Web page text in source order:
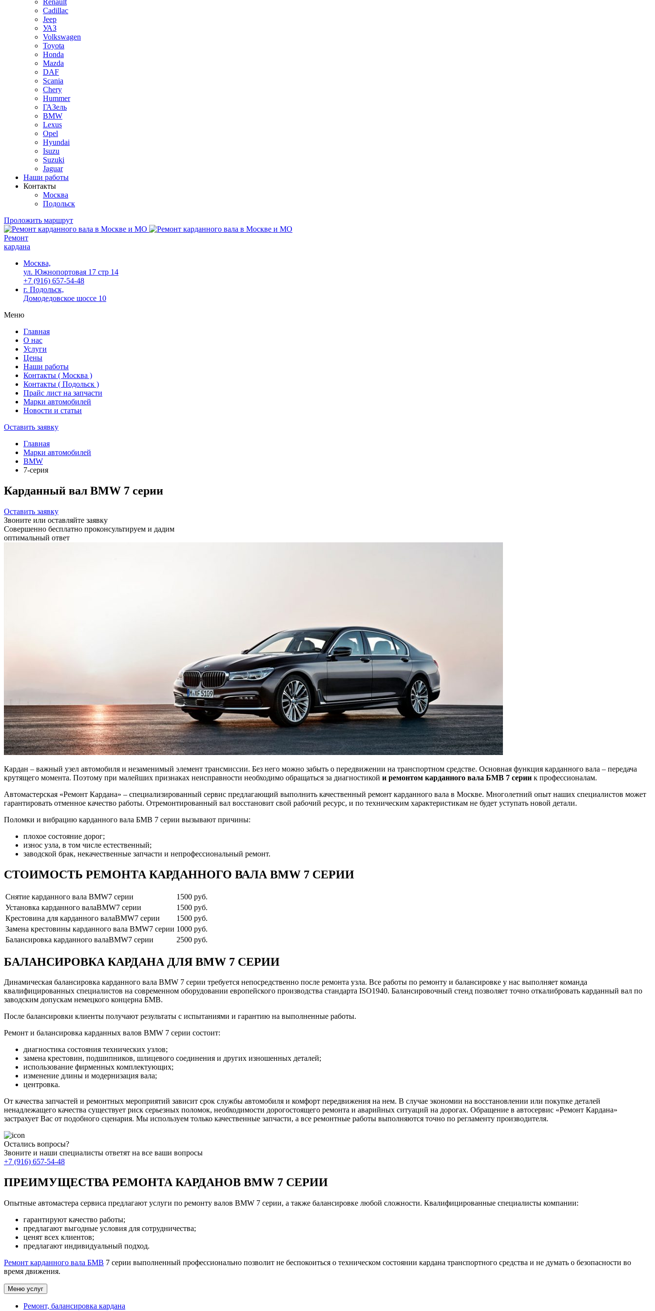
Renault
Cadillac
Jeep
УАЗ
Volkswagen
Toyota
Honda
Mazda
DAF
Scania
Chery
Hummer
ГАЗель
BMW
Lexus
Opel
Hyundai
Isuzu
Suzuki
Jaguar
Наши работы
Контакты
Москва
Подольск
Проложить маршрут
Ремонт
кардана
Москва,
ул. Южнопортовая 17 стр 14
+7 (916) 657-54-48
г. Подольск,
Домодедовское шоссе 10
Меню
Главная
О нас
Услуги
Цены
Наши работы
Контакты ( Москва )
Контакты ( Подольск )
Прайс лист на запчасти
Марки автомобилей
Новости и статьи
Оставить заявку
Главная
Марки автомобилей
BMW
7-серия
Карданный вал BMW 7 серии
Оставить заявку
Звоните или оставляйте заявку
Совершенно бесплатно проконсультируем и дадим
оптимальный ответ
Кардан – важный узел автомобиля и незаменимый элемент трансмиссии. Без него можно забыть о передвижении на транспортном средстве. Основная функция карданного вала – передача
крутящего момента. Поэтому при малейших признаках неисправности необходимо обращаться за диагностикой и ремонтом карданного вала БМВ 7 серии к профессионалам.
Автомастерская «Ремонт Кардана» – специализированный сервис предлагающий выполнить качественный ремонт карданного вала в Москве. Многолетний опыт наших специалистов может
гарантировать отменное качество работы. Отремонтированный вал восстановит свой рабочий ресурс, и по техническим характеристикам не будет уступать новой детали.
Поломки и вибрацию карданного вала БМВ 7 серии вызывают причины:
плохое состояние дорог;
износ узла, в том числе естественный;
заводской брак, некачественные запчасти и непрофессиональный ремонт.
СТОИМОСТЬ РЕМОНТА КАРДАННОГО ВАЛА BMW 7 СЕРИИ
Снятие карданного вала BMW7 серии
1500 руб.
Установка карданного валаBMW7 серии
1500 руб.
Крестовина для карданного валаBMW7 серии
1500 руб.
Замена крестовины карданного вала BMW7 серии 1000 руб.
Балансировка карданного валаBMW7 серии
2500 руб.
БАЛАНСИРОВКА КАРДАНА ДЛЯ BMW 7 СЕРИИ
Динамическая балансировка карданного вала BMW 7 серии требуется непосредственно после ремонта узла. Все работы по ремонту и балансировке у нас выполняет команда
квалифицированных специалистов на современном оборудовании европейского производства стандарта ISO1940. Балансировочный стенд позволяет точно откалибровать карданный вал по
заводским допускам немецкого концерна БМВ.
После балансировки клиенты получают результаты с испытаниями и гарантию на выполненные работы.
Ремонт и балансировка карданных валов BMW 7 серии состоит:
диагностика состояния технических узлов;
замена крестовин, подшипников, шлицевого соединения и других изношенных деталей;
использование фирменных комплектующих;
изменение длины и модернизация вала;
центровка.
От качества запчастей и ремонтных мероприятий зависит срок службы автомобиля и комфорт передвижения на нем. В случае экономии на восстановлении или покупке деталей
ненадлежащего качества существует риск серьезных поломок, необходимости дорогостоящего ремонта и аварийных ситуаций на дорогах. Обращение в автосервис «Ремонт Кардана»
застрахует Вас от подобного сценария. Мы используем только качественные запчасти, а все ремонтные работы выполняются точно по регламенту производителя.
Остались вопросы?
Звоните и наши специалисты ответят на все ваши вопросы
+7 (916) 657-54-48
ПРЕИМУЩЕСТВА РЕМОНТА КАРДАНОВ BMW 7 СЕРИИ
Опытные автомастера сервиса предлагают услуги по ремонту валов BMW 7 серии, а также балансировке любой сложности. Квалифицированные специалисты компании:
гарантируют качество работы;
предлагают выгодные условия для сотрудничества;
ценят всех клиентов;
предлагают индивидуальный подход.
Ремонт карданного вала БМВ 7 серии выполненный профессионально позволит не беспокоиться о техническом состоянии кардана транспортного средства и не думать о безопасности во
время движения.
Меню услуг
Ремонт, балансировка кардана